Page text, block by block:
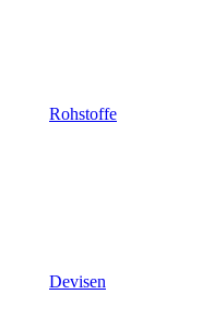
Rohstoffe
Devisen